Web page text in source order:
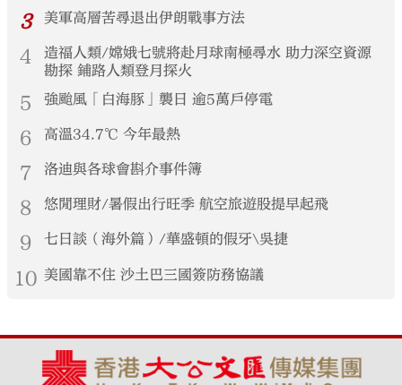
3 美軍高層苦尋退出伊朗戰事方法
4
造福人類/嫦娥七號將赴月球南極尋水 助力深空資源
勘探 鋪路人類登月探火
5 強颱風「白海豚」襲日 逾5萬戶停電
6 高溫34.7℃ 今年最熱
7 洛迪與各球會斟介事件簿
8 悠閒理財/暑假出行旺季 航空旅遊股提早起飛
9 七日談（海外篇）/華盛頓的假牙\吳捷
10 美國靠不住 沙土巴三國簽防務協議